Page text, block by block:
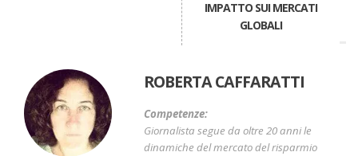
IMPATTO SUI MERCATI
GLOBALI
ROBERTA CAFFARATTI
Competenze:
Giornalista segue da oltre 20 anni le
dinamiche del mercato del risparmio